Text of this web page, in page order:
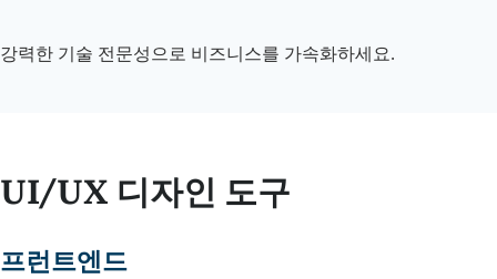
강력한 기술 전문성으로 비즈니스를 가속화하세요.
UI/UX 디자인 도구
프런트엔드